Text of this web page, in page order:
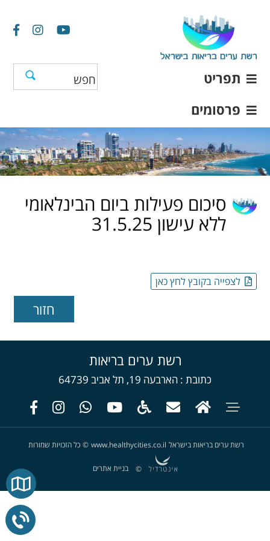
תפריט
פרסומים
סיכום פעילות ביום הבינלאומי
ללא עישון 31.5.25
לצפייה בקובץ לחץ כאן
רשת ערים בריאות
כתובת הארבעה 19, תל אביב 64739
רשת ערים בריאות בישראל www.healthycities.co.il
© כל הזכויות שמורות
© בניית אתרים